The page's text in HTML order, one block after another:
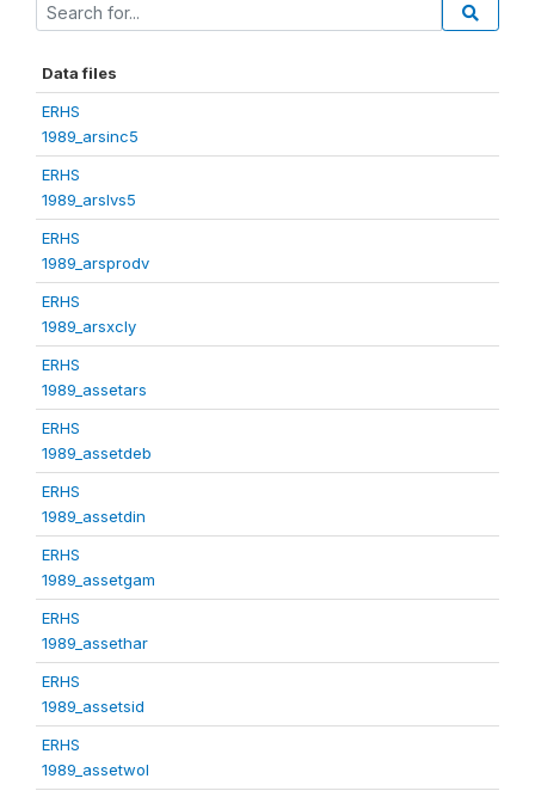
Data files
ERHS
1989_arsinc5
ERHS
1989_arslvs5
ERHS
1989_arsprodv
ERHS
1989_arsxcly
ERHS
1989_assetars
ERHS
1989_assetdeb
ERHS
1989_assetdin
ERHS
1989_assetgam
ERHS
1989_assethar
ERHS
1989_assetsid
ERHS
1989_assetwol